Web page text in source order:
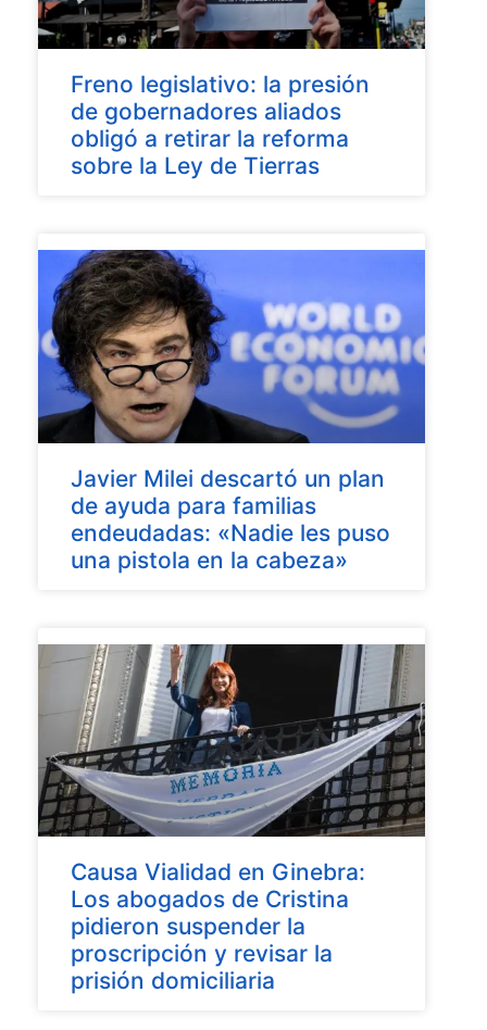
Freno legislativo: la presión
de gobernadores aliados
obligó a retirar la reforma
sobre la Ley de Tierras
Javier Milei descartó un plan
de ayuda para familias
endeudadas: «Nadie les puso
una pistola en la cabeza»
Causa Vialidad en Ginebra:
Los abogados de Cristina
pidieron suspender la
proscripción y revisar la
prisión domiciliaria